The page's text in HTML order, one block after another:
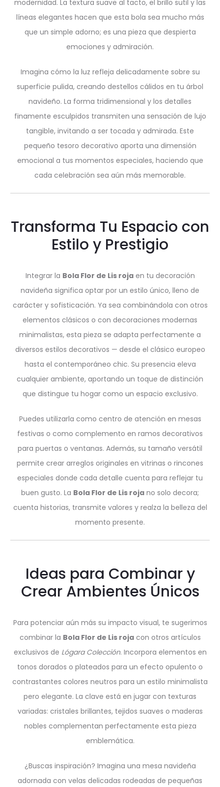
modernidad. La textura suave al tacto, el brillo sutil y las
líneas elegantes hacen que esta bola sea mucho más
que un simple adorno; es una pieza que despierta
emociones y admiración.
Imagina cómo la luz refleja delicadamente sobre su
superficie pulida, creando destellos cálidos en tu árbol
navideño. La forma tridimensional y los detalles
finamente esculpidos transmiten una sensación de lujo
tangible, invitando a ser tocada y admirada. Este
pequeño tesoro decorativo aporta una dimensión
emocional a tus momentos especiales, haciendo que
cada celebración sea aún más memorable.
Transforma Tu Espacio con
Estilo y Prestigio
Integrar la Bola Flor de Lis rojaen tu decoración
navideña significa optar por un estilo único, lleno de
carácter y sofisticación. Ya sea combinándola con otros
elementos clásicos o con decoraciones modernas
minimalistas, esta pieza se adapta perfectamente a
diversos estilos decorativos — desde el clásico europeo
hasta el contemporáneo chic. Su presencia eleva
cualquier ambiente, aportando un toque de distinción
que distingue tu hogar como un espacio exclusivo.
Puedes utilizarla como centro de atención en mesas
festivas o como complemento en ramos decorativos
para puertas o ventanas. Además, su tamaño versátil
permite crear arreglos originales en vitrinas o rincones
especiales donde cada detalle cuenta para reflejar tu
buen gusto. La Bola Flor de Lis roja no solo decora;
cuenta historias, transmite valores y realza la belleza del
momento presente.
Ideas para Combinar y
Crear Ambientes Únicos
Para potenciar aún más su impacto visual, te sugerimos
combinar la Bola Flor de Lis rojacon otros artículos
exclusivos de Lógara Colección. Incorpora elementos en
tonos dorados o plateados para un efecto opulento o
contrastantes colores neutros para un estilo minimalista
pero elegante. La clave está en jugar con texturas
variadas: cristales brillantes, tejidos suaves o maderas
nobles complementan perfectamente esta pieza
emblemática.
¿Buscas inspiración? Imagina una mesa navideña
adornada con velas delicadas rodeadas de pequeñas